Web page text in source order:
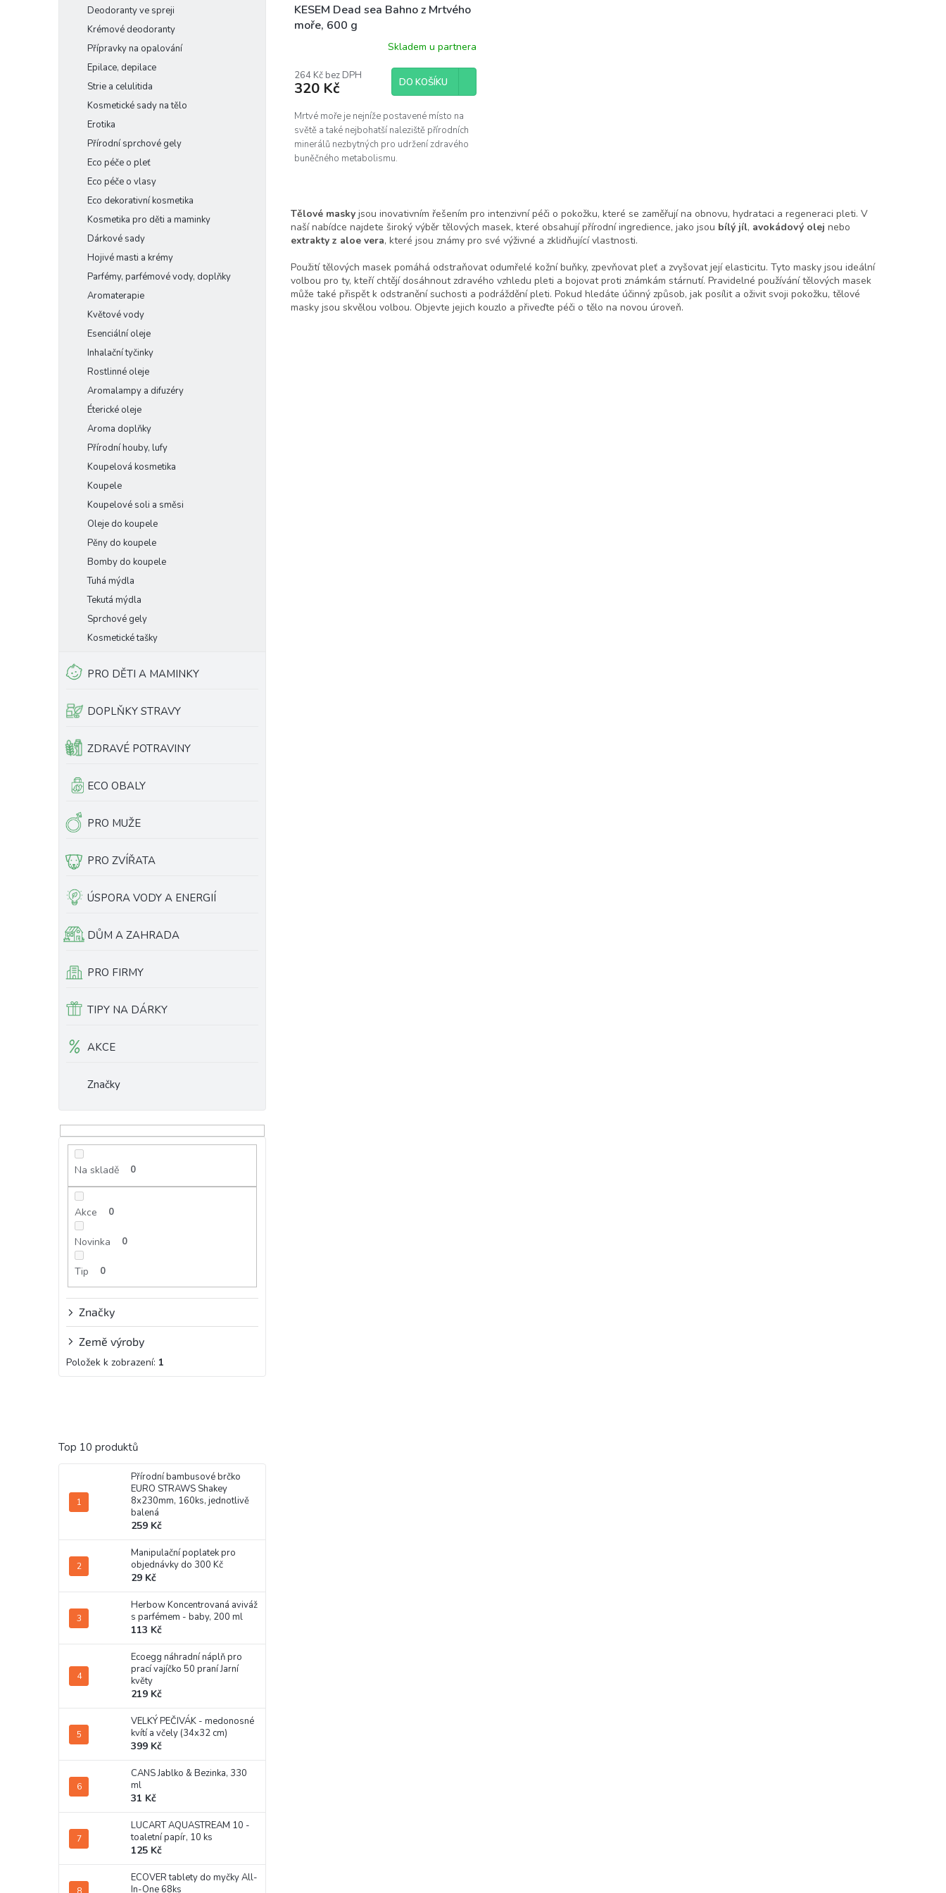
Deodoranty ve spreji
Krémové deodoranty
Přípravky na opalování
Epilace, depilace
Strie a celulitida
Kosmetické sady na tělo
Erotika
Přírodní sprchové gely
Eco péče o pleť
Eco péče o vlasy
Eco dekorativní kosmetika
Kosmetika pro děti a maminky
Dárkové sady
Hojivé masti a krémy
Parfémy, parfémové vody, doplňky
Aromaterapie
Květové vody
Esenciální oleje
Inhalační tyčinky
Rostlinné oleje
Aromalampy a difuzéry
Éterické oleje
Aroma doplňky
Přírodní houby, lufy
Koupelová kosmetika
Koupele
Koupelové soli a směsi
Oleje do koupele
Pěny do koupele
Bomby do koupele
Tuhá mýdla
Tekutá mýdla
Sprchové gely
Kosmetické tašky
PRO DĚTI A MAMINKY
DOPLŇKY STRAVY
ZDRAVÉ POTRAVINY
ECO OBALY
PRO MUŽE
PRO ZVÍŘATA
ÚSPORA VODY A ENERGIÍ
DŮM A ZAHRADA
PRO FIRMY
TIPY NA DÁRKY
AKCE
Značky
Na skladě 0
Akce 0
Novinka 0
Tip 0
Značky
Země výroby
Položek k zobrazení: 1
Top 10 produktů
Přírodní bambusové brčko
EURO STRAWS Shakey
8x230mm, 160ks, jednotlivě
balená
259 Kč
Manipulační poplatek pro
objednávky do 300 Kč
29 Kč
Herbow Koncentrovaná aviváž
s parfémem - baby, 200 ml
113 Kč
Ecoegg náhradní náplň pro
prací vajíčko 50 praní Jarní
květy
219 Kč
VELKÝ PEČIVÁK - medonosné
kvítí a včely (34x32 cm)
399 Kč
CANS Jablko & Bezinka, 330
ml
31 Kč
LUCART AQUASTREAM 10 -
toaletní papír, 10 ks
125 Kč
ECOVER tablety do myčky All-
In-One 68ks
k
t
KESEM Dead sea Bahno z Mrtvého
moře, 600 g
Skladem u partnera
264 Kč bez DPH
320 Kč DO KOŠÍKU
Mrtvé moře je nejníže postavené místo na
světě a také nejbohatší naleziště přírodních
minerálů nezbytných pro udržení zdravého
buněčného metabolismu.
l
á
d
c
í
p
r
Tělové masky jsou inovativním řešením pro intenzivní péči o pokožku, které se zaměřují na obnovu, hydrataci a regeneraci pleti. V
naší nabídce najdete široký výběr tělových masek, které obsahují přírodní ingredience, jako jsou bílý jíl, avokádový olej nebo
extrakty z aloe vera, které jsou známy pro své výživné a zklidňující vlastnosti.
Použití tělových masek pomáhá odstraňovat odumřelé kožní buňky, zpevňovat pleť a zvyšovat její elasticitu. Tyto masky jsou ideální
volbou pro ty, kteří chtějí dosáhnout zdravého vzhledu pleti a bojovat proti známkám stárnutí. Pravidelné používání tělových masek
může také přispět k odstranění suchosti a podráždění pleti. Pokud hledáte účinný způsob, jak posílit a oživit svoji pokožku, tělové
masky jsou skvělou volbou. Objevte jejich kouzlo a přiveďte péči o tělo na novou úroveň.